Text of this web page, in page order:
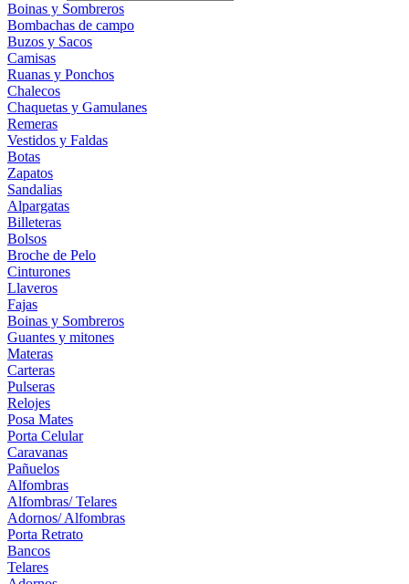
Boinas y Sombreros
Bombachas de campo
Buzos y Sacos
Camisas
Ruanas y Ponchos
Chalecos
Chaquetas y Gamulanes
Remeras
Vestidos y Faldas
Botas
Zapatos
Sandalias
Alpargatas
Billeteras
Bolsos
Broche de Pelo
Cinturones
Llaveros
Fajas
Boinas y Sombreros
Guantes y mitones
Materas
Carteras
Pulseras
Relojes
Posa Mates
Porta Celular
Caravanas
Pañuelos
Alfombras
Alfombras/ Telares
Adornos/ Alfombras
Porta Retrato
Bancos
Telares